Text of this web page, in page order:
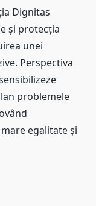
Dignitas
și protecția
unei
Perspectiva
problemele
egalitate și